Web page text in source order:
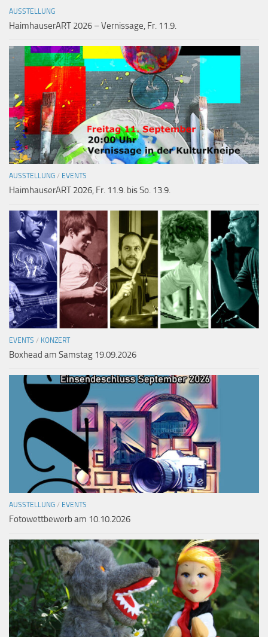
AUSSTELLUNG
HaimhauserART 2026 – Vernissage, Fr. 11.9.
AUSSTELLUNG / EVENTS
HaimhauserART 2026, Fr. 11.9. bis So. 13.9.
EVENTS / KONZERT
Boxhead am Samstag 19.09.2026
AUSSTELLUNG / EVENTS
Fotowettbewerb am 10.10.2026